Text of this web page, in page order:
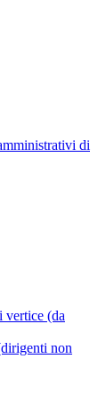
di
vertice (da
non